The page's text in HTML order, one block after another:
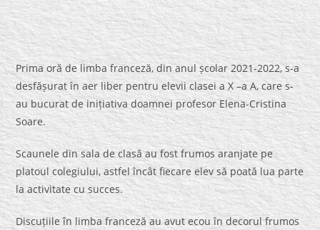
author:
published:
category:
Prima oră de limba franceză, din anul școlar 2021-2022, s-a
desfășurat în aer liber pentru elevii clasei a X –a A, care s-
au bucurat de inițiativa doamnei profesor Elena-Cristina
Soare.
Scaunele din sala de clasă au fost frumos aranjate pe
platoul colegiului, astfel încât fiecare elev să poată lua parte
la activitate cu succes.
Discuțiile în limba franceză au avut ecou în decorul frumos